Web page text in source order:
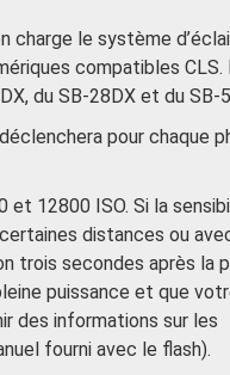
charge le système
compatibles CLS.
du SB-28DX et du SB-
pour chaque
12800 ISO. Si la
distances ou
trois secondes après la
puissance et que
des informations sur les
fourni avec le flash).